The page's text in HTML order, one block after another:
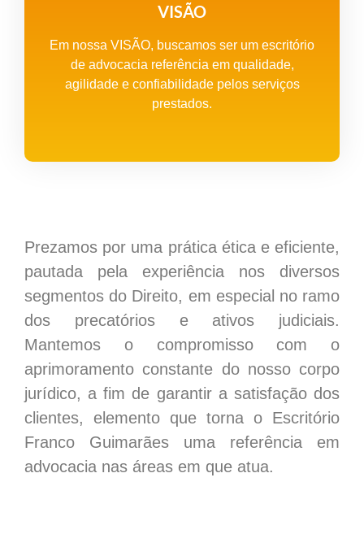
VISÃO
Em nossa VISÃO, buscamos ser um escritório
de advocacia referência em qualidade,
agilidade e confiabilidade pelos serviços
prestados.
Prezamos por uma prática ética e eficiente,
pautada pela experiência nos diversos
segmentos do Direito, em especial no ramo
dos precatórios e ativos judiciais.
Mantemos o compromisso com o
aprimoramento constante do nosso corpo
jurídico, a fim de garantir a satisfação dos
clientes, elemento que torna o Escritório
Franco Guimarães uma referência em
advocacia nas áreas em que atua.